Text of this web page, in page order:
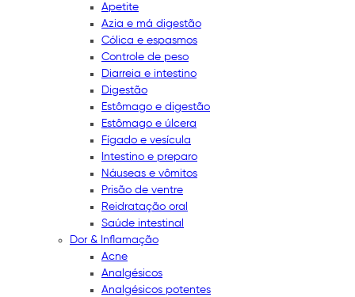
Apetite
Azia e má digestão
Cólica e espasmos
Controle de peso
Diarreia e intestino
Digestão
Estômago e digestão
Estômago e úlcera
Fígado e vesícula
Intestino e preparo
Náuseas e vômitos
Prisão de ventre
Reidratação oral
Saúde intestinal
Dor & Inflamação
Acne
Analgésicos
Analgésicos potentes